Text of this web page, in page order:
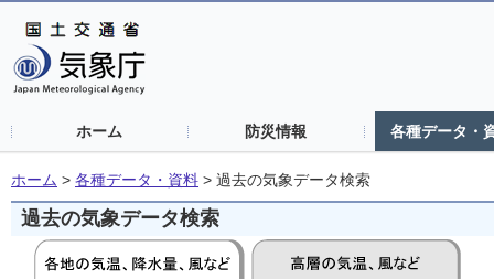
ホーム 防災情報 各種データ・
ホーム > 各種データ・資料 > 過去の気象データ検索
過去の気象データ検索